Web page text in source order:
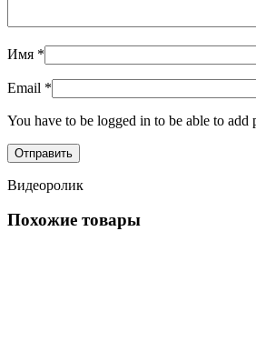
Имя *
Email *
You have to be logged in to be able to add
Видеоролик
Похожие товары